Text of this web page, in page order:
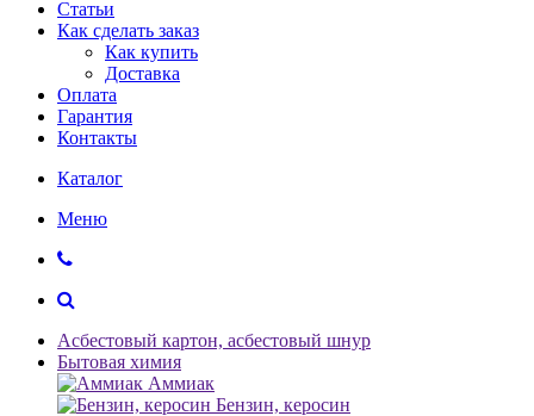
Статьи
Как сделать заказ
Как купить
Доставка
Оплата
Гарантия
Контакты
Каталог
Меню
Асбестовый картон, асбестовый шнур
Бытовая химия
Аммиак
Бензин, керосин